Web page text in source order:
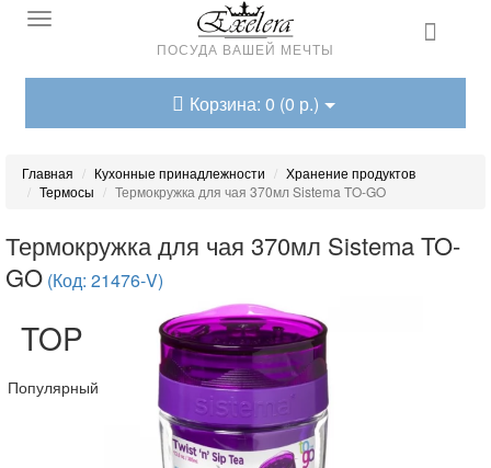
ПОСУДА ВАШЕЙ МЕЧТЫ
Корзина: 0 (0 р.)
Главная Кухонные принадлежности
Хранение продуктов
Термосы
Термокружка для чая 370мл Sistema TO-GO
Термокружка для чая 370мл Sistema TO-
GO (Код: 21476-V)
TOP
Популярный